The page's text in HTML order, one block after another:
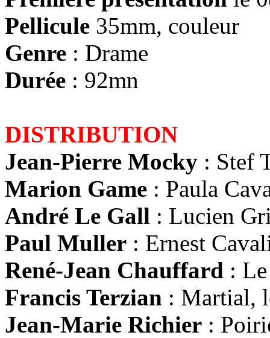
Pellicule 35mm, couleur
Genre : Drame
Durée : 92mn
DISTRIBUTION
Jean-Pierre Mocky : Stef
Marion Game : Paula
André Le Gall : Lucien
Paul Muller : Ernest
René-Jean Chauffard :
Francis Terzian : Martial,
Jean-Marie Richier :